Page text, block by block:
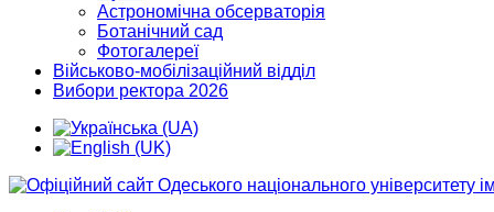
Астрономічна обсерваторія
Ботанічний сад
Фотогалереї
Військово-мобілізаційний відділ
Вибори ректора 2026